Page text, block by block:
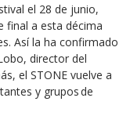
el 28 de junio,
final a esta décima
Así la ha confirmado
director del
el STONE vuelve a
y grupos de